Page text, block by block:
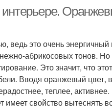
ведь это очень
абрикосовых тонов. Но
Это значит, что
Вводя оранжевый цвет,
теплее,
свойство вытеснять